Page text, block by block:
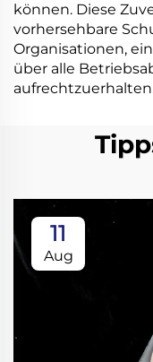
können. Diese
vorhersehbare
Organisationen,
über alle
11
Aug